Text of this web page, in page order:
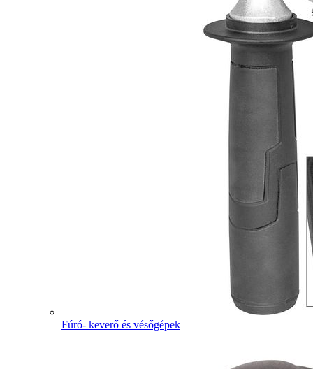
Fúró- keverő és vésőgépek